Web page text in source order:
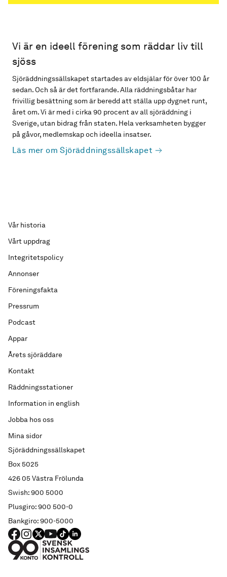
Vi är en ideell förening som räddar liv till
sjöss
Sjöräddningssällskapet startades av eldsjälar för över 100 år
sedan. Och så är det fortfarande. Alla räddningsbåtar har
frivillig besättning som är beredd att ställa upp dygnet runt,
året om. Vi är med i cirka 90 procent av all sjöräddning i
Sverige, utan bidrag från staten. Hela verksamheten bygger
på gåvor, medlemskap och ideella insatser.
Läs mer om Sjöräddningssällskapet
Sjöräddningssällskapet
Box 5025
426 05 Västra Frölunda
Swish: 900 5000
Plusgiro: 900 500-0
Bankgiro: 900-5000
Vår historia
Vårt uppdrag
Integritetspolicy
Annonser
Föreningsfakta
Pressrum
Podcast
Appar
Årets sjöräddare
Kontakt
Räddningsstationer
Information in english
Jobba hos oss
Mina sidor
FACEBOOK
Instagram
X YouTube
TIKTOKLINKED IN